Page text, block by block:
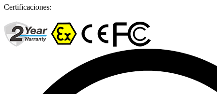
Certificaciones: